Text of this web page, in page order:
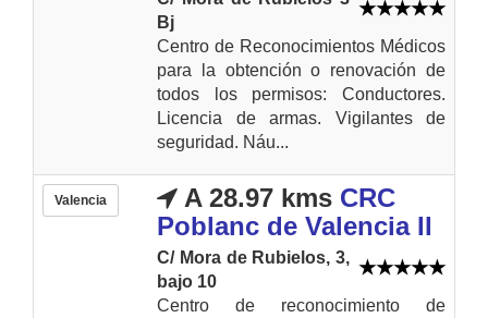
Bj
Centro de Reconocimientos Médicos
para la obtención o renovación de
todos los permisos: Conductores.
Licencia de armas. Vigilantes de
seguridad. Náu...
Valencia A 28.97 kms CRC
Poblanc de Valencia II
C/ Mora de Rubielos, 3,
bajo 10
Centro de reconocimiento de